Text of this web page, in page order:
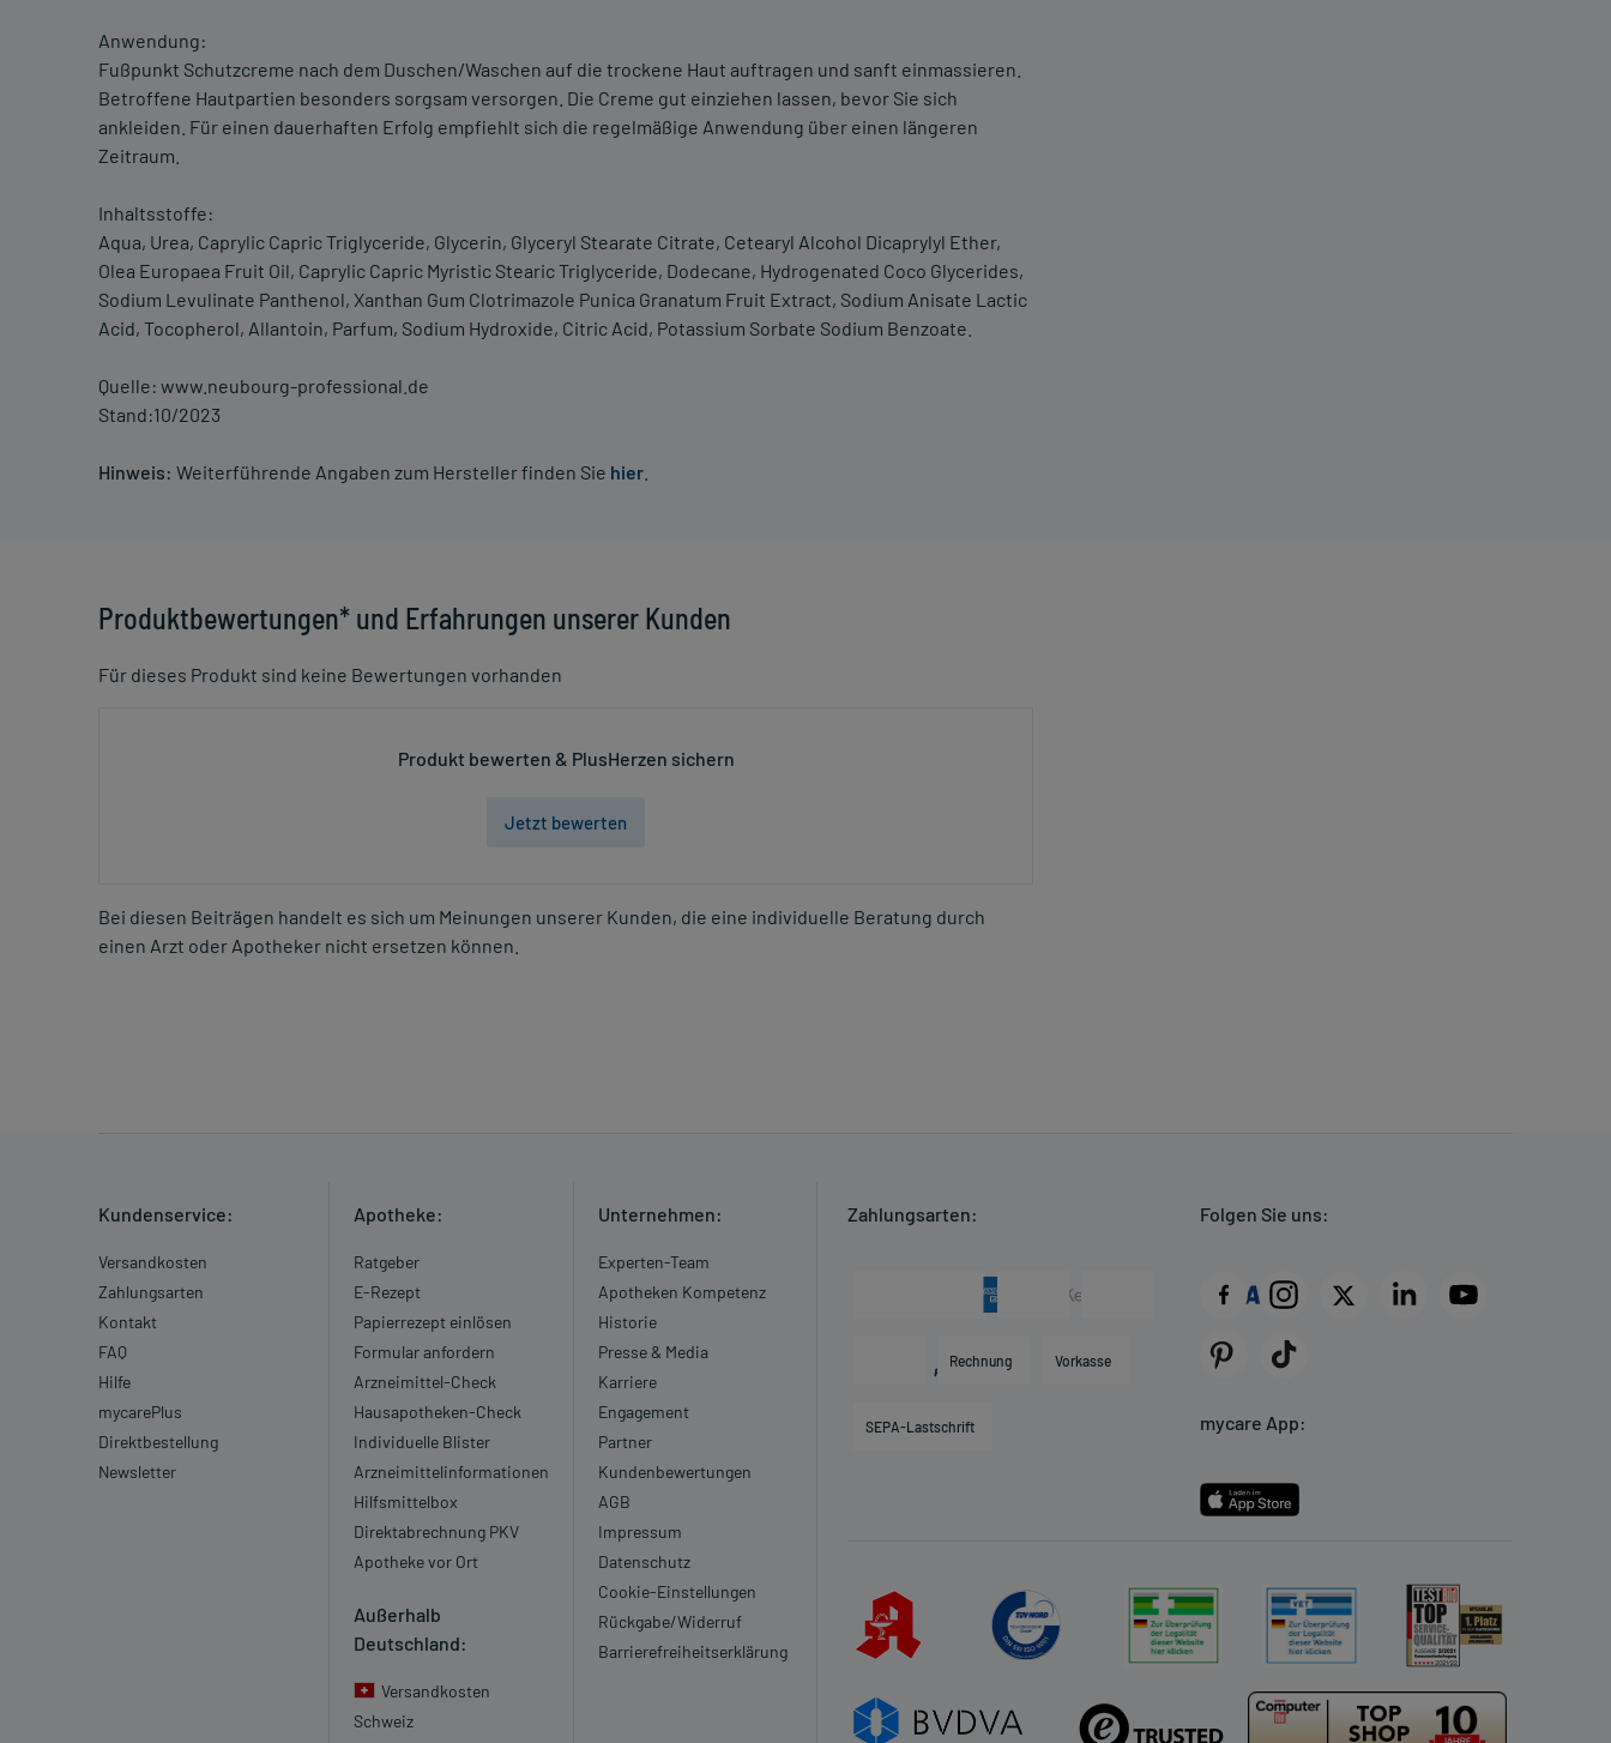
Anwendung:
Fußpunkt Schutzcreme nach dem Duschen/Waschen auf die trockene Haut auftragen und sanft einmassieren.
Betroffene Hautpartien besonders sorgsam versorgen. Die Creme gut einziehen lassen, bevor Sie sich
ankleiden. Für einen dauerhaften Erfolg empfiehlt sich die regelmäßige Anwendung über einen längeren
Zeitraum.
Inhaltsstoffe:
Aqua, Urea, Caprylic Capric Triglyceride, Glycerin, Glyceryl Stearate Citrate, Cetearyl Alcohol Dicaprylyl Ether,
Olea Europaea Fruit Oil, Caprylic Capric Myristic Stearic Triglyceride, Dodecane, Hydrogenated Coco Glycerides,
Sodium Levulinate Panthenol, Xanthan Gum Clotrimazole Punica Granatum Fruit Extract, Sodium Anisate Lactic
Acid, Tocopherol, Allantoin, Parfum, Sodium Hydroxide, Citric Acid, Potassium Sorbate Sodium Benzoate.
Quelle: www.neubourg-professional.de
Stand:10/2023
Hinweis: Weiterführende Angaben zum Hersteller finden Sie hier
Produktbewertungen* und Erfahrungen unserer Kunden
Für dieses Produkt sind keine Bewertungen vorhanden
Produkt bewerten & PlusHerzen sichern
Jetzt bewerten
Bei diesen Beiträgen handelt es sich um Meinungen unserer Kunden, die eine individuelle Beratung durch
einen Arzt oder Apotheker nicht ersetzen können.
Kundenservice:
Versandkosten
Zahlungsarten
Kontakt
FAQ
Hilfe
mycarePlus
Direktbestellung
Newsletter
Apotheke:
Ratgeber
E-Rezept
Papierrezept einlösen
Formular anfordern
Arzneimittel-Check
Hausapotheken-Check
Individuelle Blister
Arzneimittelinformationen
Hilfsmittelbox
Direktabrechnung PKV
Apotheke vor Ort
Außerhalb
Deutschland:
Versandkosten
Schweiz
Unternehmen:
Experten-Team
Apotheken Kompetenz
Historie
Presse & Media
Karriere
Engagement
Partner
Kundenbewertungen
AGB
Impressum
Datenschutz
Cookie-Einstellungen
Rückgabe/Widerruf
Barrierefreiheitserklärung
Zahlungsarten:
Rechnung Vorkasse
SEPA-Lastschrift
Folgen Sie uns:
mycare App: